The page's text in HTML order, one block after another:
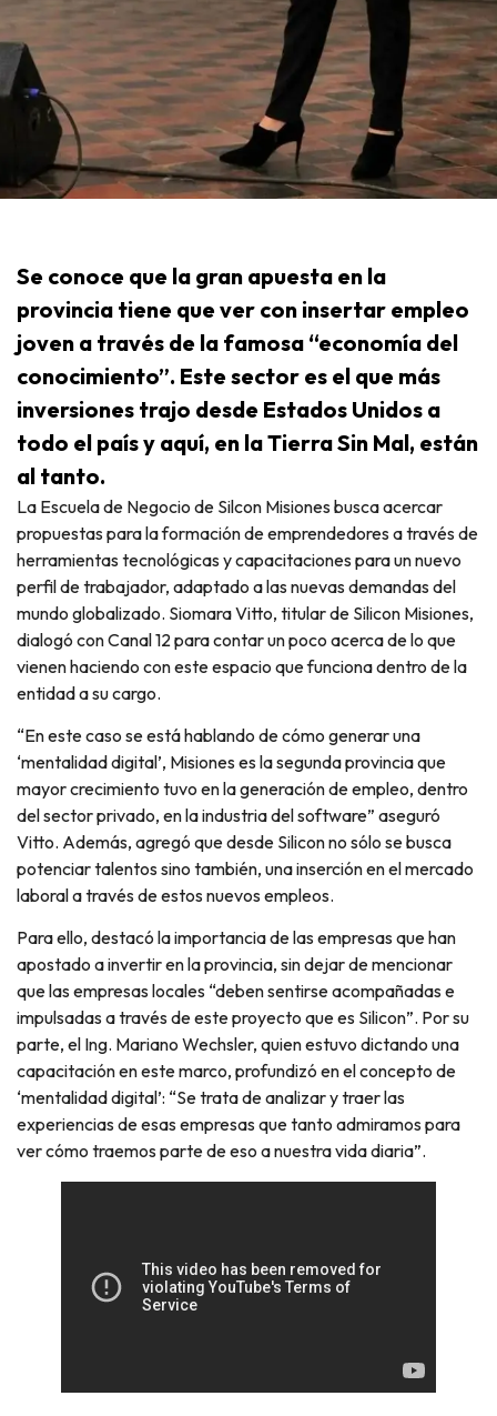
Se conoce que la gran apuesta en la
provincia tiene que ver con insertar empleo
joven a través de la famosa “economía del
conocimiento”. Este sector es el que más
inversiones trajo desde Estados Unidos a
todo el país y aquí, en la Tierra Sin Mal, están
al tanto.
La Escuela de Negocio de Silcon Misiones busca acercar
propuestas para la formación de emprendedores a través de
herramientas tecnológicas y capacitaciones para un nuevo
perfil de trabajador, adaptado a las nuevas demandas del
mundo globalizado. Siomara Vitto, titular de Silicon Misiones,
dialogó con Canal 12 para contar un poco acerca de lo que
vienen haciendo con este espacio que funciona dentro de la
entidad a su cargo.
“En este caso se está hablando de cómo generar una
‘mentalidad digital’, Misiones es la segunda provincia que
mayor crecimiento tuvo en la generación de empleo, dentro
del sector privado, en la industria del software” aseguró
Vitto. Además, agregó que desde Silicon no sólo se busca
potenciar talentos sino también, una inserción en el mercado
laboral a través de estos nuevos empleos.
Para ello, destacó la importancia de las empresas que han
apostado a invertir en la provincia, sin dejar de mencionar
que las empresas locales “deben sentirse acompañadas e
impulsadas a través de este proyecto que es Silicon”. Por su
parte, el Ing. Mariano Wechsler, quien estuvo dictando una
capacitación en este marco, profundizó en el concepto de
‘mentalidad digital’: “Se trata de analizar y traer las
experiencias de esas empresas que tanto admiramos para
ver cómo traemos parte de eso a nuestra vida diaria”.